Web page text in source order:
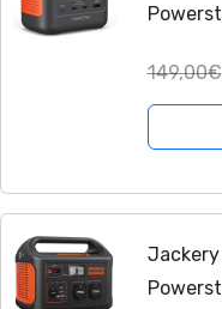
up-
149,00€
Jackery